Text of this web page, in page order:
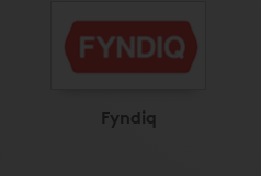
Fyndiq